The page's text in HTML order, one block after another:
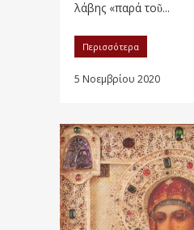
λάβης «παρά τοῦ...
Περισσότερα
5 Νοεμβρίου 2020